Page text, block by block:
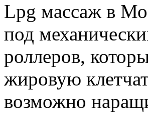
Lpg массаж в
под
роллеров,
жировую
возможно